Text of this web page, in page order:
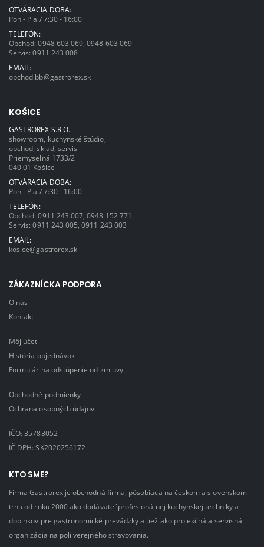
OTVÁRACIA DOBA:
Pon - Pia / 7:30 - 16:00
TELEFÓN:
Obchod:0948 603 069 ,0948 603 069
Servis:0911 243 008
EMAIL:
obchod.bb@gastrorex.sk
KOŠICE
GASTROREX S.R.O.
showroom, kuchynské štúdio,
obchod, sklad, servis
Priemyselná 1733/2
040 01 Košice
OTVÁRACIA DOBA:
Pon - Pia / 7:30 - 16:00
TELEFÓN:
Obchod:0911 243 007 ,0948 152 771
Servis:0911 243 005 ,0911 243 003
EMAIL:
kosice@gastrorex.sk
ZÁKAZNÍCKA PODPORA
O nás
Kontakt
Môj účet
História objednávok
Formulár na odstúpenie od zmluvy
Obchodné podmienky
Ochrana osobných údajov
IČO: 35783052
IČ DPH: SK2020256172
KTO SME?
Firma Gastrorex je obchodná firma, pôsobiaca na českom a slovenskom
trhu od roku 2000 ako dodávateľ profesionálnej kuchynskej techniky a
doplnkov pre gastronomické prevádzky a tiež ako projekčná a servisná
organizácia na poli verejného stravovania.